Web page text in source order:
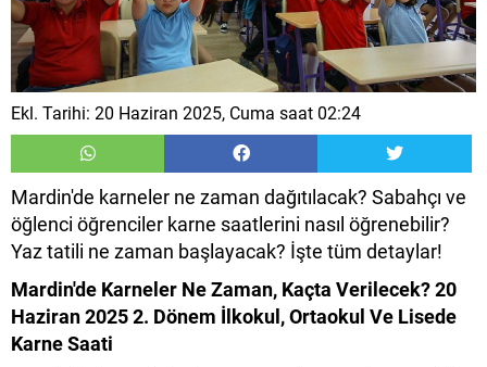
Ekl. Tarihi: 20 Haziran 2025, Cuma saat 02:24
Mardin'de karneler ne zaman dağıtılacak? Sabahçı ve
öğlenci öğrenciler karne saatlerini nasıl öğrenebilir?
Yaz tatili ne zaman başlayacak? İşte tüm detaylar!
Mardin'de Karneler Ne Zaman, Kaçta Verilecek? 20
Haziran 2025 2. Dönem İlkokul, Ortaokul Ve Lisede
Karne Saati